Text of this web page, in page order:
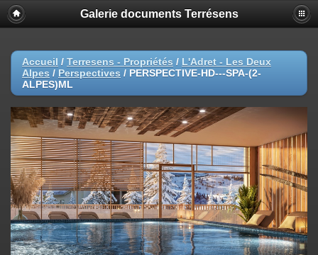
Galerie documents Terrésens
Accueil / Terresens - Propriétés / L'Adret - Les Deux
Alpes / Perspectives / PERSPECTIVE-HD---SPA-(2-
ALPES)ML